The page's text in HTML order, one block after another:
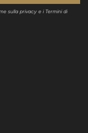
sulla privacy e i Termini di